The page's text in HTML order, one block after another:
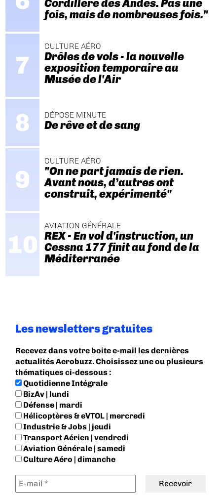
Cordillère des Andes. Pas une
fois, mais de nombreuses fois."
CULTURE AÉRO
Drôles de vols - la nouvelle
exposition temporaire au
Musée de l'Air
DÉPOSE MINUTE
De rêve et de sang
CULTURE AÉRO
"On ne part jamais de rien.
Avant nous, d’autres ont
construit, expérimenté"
AVIATION GÉNÉRALE
REX - En vol d'instruction, un
Cessna 177 finit au fond de la
Méditerranée
Les newsletters gratuites
Recevez dans votre boite e-mail les dernières
actualités Aerobuzz. Choisissez une ou plusieurs
thématiques ci-dessous :
Quotidienne Intégrale
BizAv | lundi
Défense | mardi
Hélicoptères & eVTOL | mercredi
Industrie & Jobs | jeudi
Transport Aérien | vendredi
Aviation Générale | samedi
Culture Aéro | dimanche